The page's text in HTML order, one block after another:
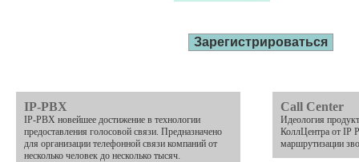
IP-PBX
IP-PBX новейшее достижение в технологии
предоставления голосовой связи. Предназначено
для организации телефонной связи компаний от
несколько человек до несколько тысяч.
Call Center
Идеология
КоллЦентра от IP
маршрутизации